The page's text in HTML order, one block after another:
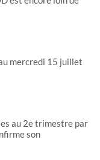
mercredi 15 juillet
au 2e trimestre par
son